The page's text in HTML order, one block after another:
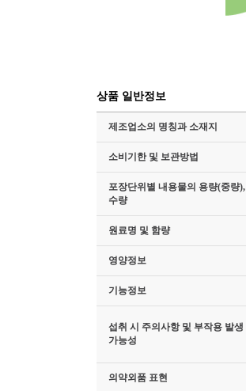
상품 일반정보
제조업소의 명칭과 소재지
소비기한 및 보관방법
포장단위별 내용물의 용량(중량),
수량
원료명 및 함량
영양정보
기능정보
섭취 시 주의사항 및 부작용 발생
가능성
의약외품 표현